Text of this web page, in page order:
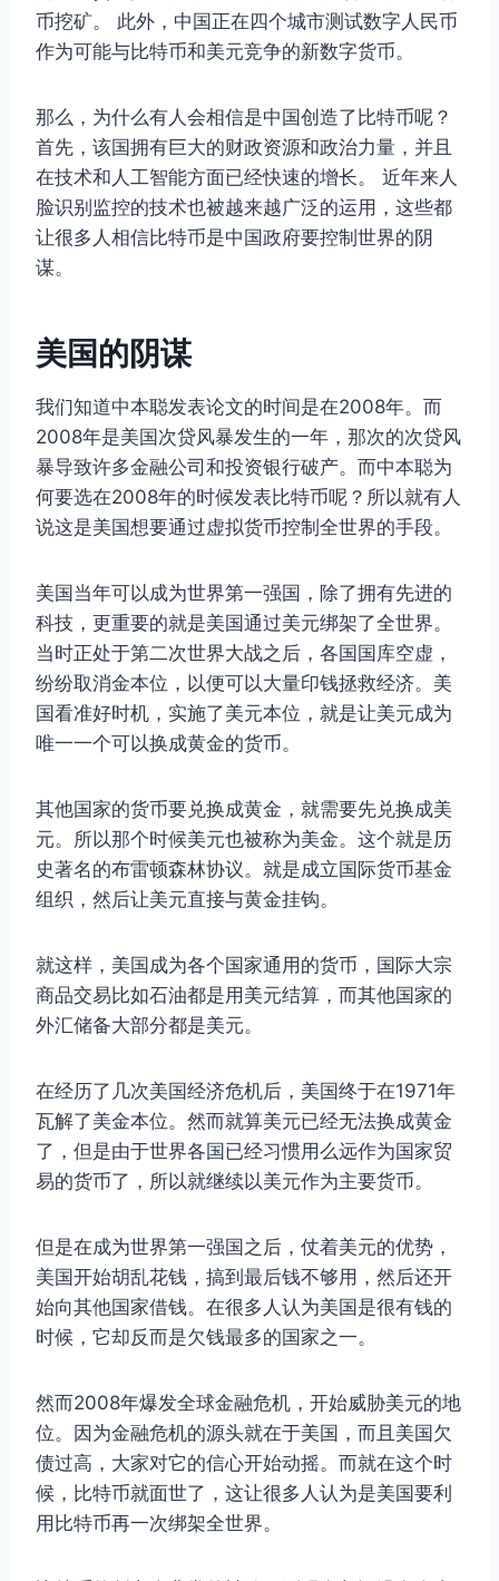
币挖矿。 此外，中国正在四个城市测试数字人民币
作为可能与比特币和美元竞争的新数字货币。
那么，为什么有人会相信是中国创造了比特币呢？
首先，该国拥有巨大的财政资源和政治力量，并且
在技术和人工智能方面已经快速的增长。 近年来人
脸识别监控的技术也被越来越广泛的运用，这些都
让很多人相信比特币是中国政府要控制世界的阴
谋。
美国的阴谋
我们知道中本聪发表论文的时间是在2008年。而
2008年是美国次贷风暴发生的一年，那次的次贷风
暴导致许多金融公司和投资银行破产。而中本聪为
何要选在2008年的时候发表比特币呢？所以就有人
说这是美国想要通过虚拟货币控制全世界的手段。
美国当年可以成为世界第一强国，除了拥有先进的
科技，更重要的就是美国通过美元绑架了全世界。
当时正处于第二次世界大战之后，各国国库空虚，
纷纷取消金本位，以便可以大量印钱拯救经济。美
国看准好时机，实施了美元本位，就是让美元成为
唯一一个可以换成黄金的货币。
其他国家的货币要兑换成黄金，就需要先兑换成美
元。所以那个时候美元也被称为美金。这个就是历
史著名的布雷顿森林协议。就是成立国际货币基金
组织，然后让美元直接与黄金挂钩。
就这样，美国成为各个国家通用的货币，国际大宗
商品交易比如石油都是用美元结算，而其他国家的
外汇储备大部分都是美元。
在经历了几次美国经济危机后，美国终于在1971年
瓦解了美金本位。然而就算美元已经无法换成黄金
了，但是由于世界各国已经习惯用么远作为国家贸
易的货币了，所以就继续以美元作为主要货币。
但是在成为世界第一强国之后，仗着美元的优势，
美国开始胡乱花钱，搞到最后钱不够用，然后还开
始向其他国家借钱。在很多人认为美国是很有钱的
时候，它却反而是欠钱最多的国家之一。
然而2008年爆发全球金融危机，开始威胁美元的地
位。因为金融危机的源头就在于美国，而且美国欠
债过高，大家对它的信心开始动摇。而就在这个时
候，比特币就面世了，这让很多人认为是美国要利
用比特币再一次绑架全世界。